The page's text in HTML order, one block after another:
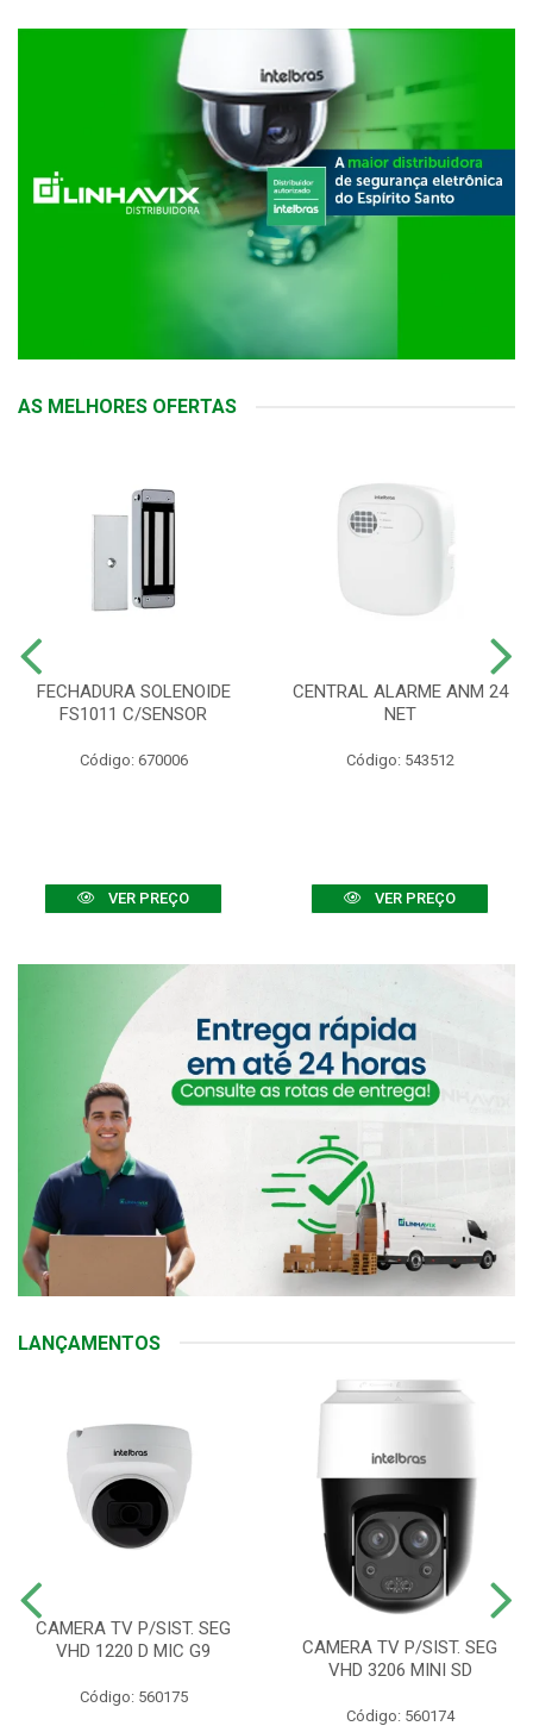
AS MELHORES OFERTAS
FECHADURA SOLENOIDE
FS1011 C/SENSOR
Código: 670006
VER PREÇO
CENTRAL ALARME ANM 24
NET
Código: 543512
VER PREÇO
LANÇAMENTOS
CAMERA TV P/SIST. SEG
VHD 1220 D MIC G9
Código: 560175
CAMERA TV P/SIST. SEG
VHD 3206 MINI SD
Código: 560174